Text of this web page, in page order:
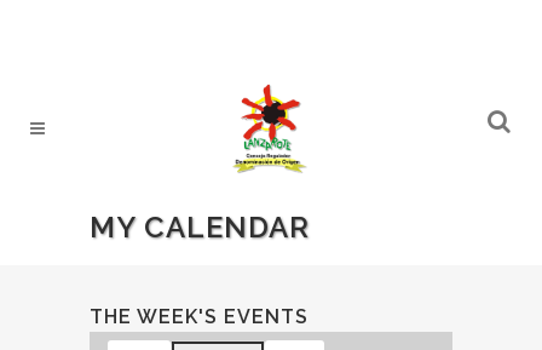
MY CALENDAR
THE WEEK'S EVENTS